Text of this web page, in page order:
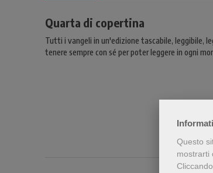
Questo
mostrarti
Quarta di copertina
Tutti i vangeli in un'edizione tascabile, leggibile,
tenere sempre con sé per poter leggere in ogni